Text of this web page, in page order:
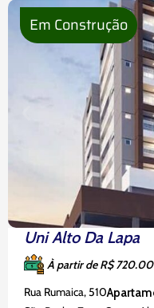
cozinha, além de
Uni Alto Da Lapa
À partir de R$
Rua Rumaica, 510
Em Construção